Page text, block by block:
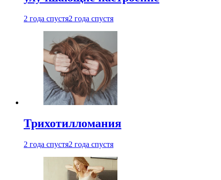
2 года спустя2 года спустя
Трихотилломания
2 года спустя2 года спустя